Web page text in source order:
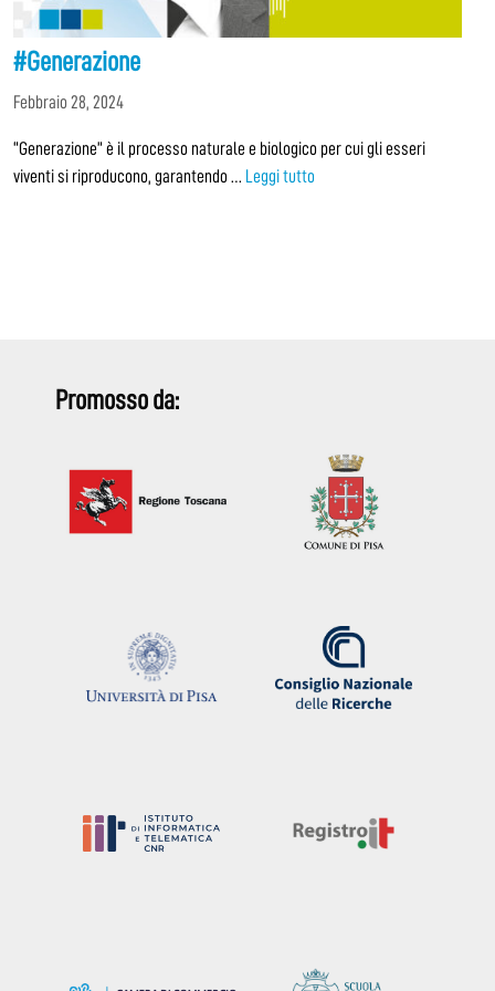
#Generazione
Febbraio 28, 2024
“Generazione” è il processo naturale e biologico per cui gli esseri
viventi si riproducono, garantendo … Leggi tutto
Promosso da: